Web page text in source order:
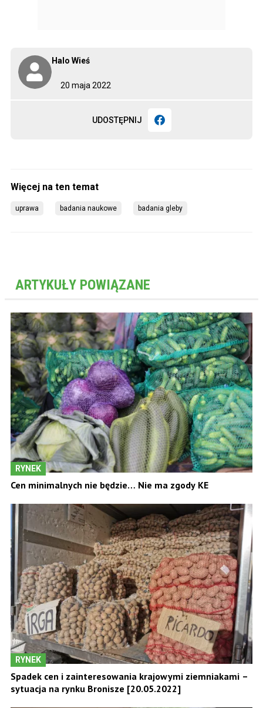
20 maja 2022
Halo Wieś
UDOSTĘPNIJ
uprawa badania naukowe badania gleby
ARTYKUŁY POWIĄZANE
RYNEK
Cen minimalnych nie będzie… Nie ma zgody KE
RYNEK
Spadek cen i zainteresowania krajowymi ziemniakami –
sytuacja na rynku Bronisze [20.05.2022]